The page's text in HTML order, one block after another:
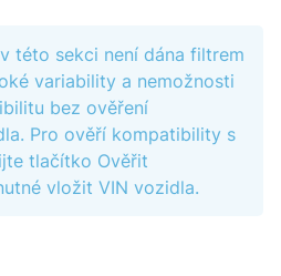
této sekci není dána filtrem
variability a nemožnosti
bez ověření
Pro ověří kompatibility s
tlačítko Ověřit
vložit VIN vozidla.